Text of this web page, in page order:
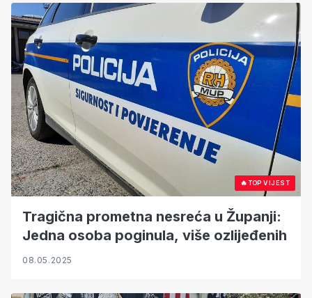
🔥TOP VIJEST
Tragična prometna nesreća u Županji:
Jedna osoba poginula, više ozlijeđenih
08.05.2025